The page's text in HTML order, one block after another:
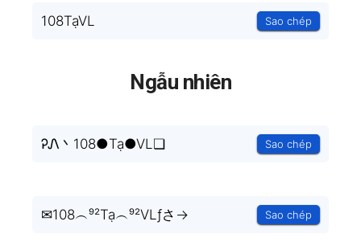
108TạVL Sao chép
Ngẫu nhiên
ᎮᏁ丶108●Tạ●VL❏ Sao chép
✉108︵⁹²Tạ︵⁹²VLƒさ→ Sao chép